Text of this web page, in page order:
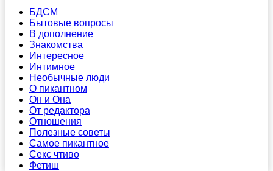
БДСМ
Бытовые вопросы
В дополнение
Знакомства
Интересное
Интимное
Необычные люди
О пикантном
Он и Она
От редактора
Отношения
Полезные советы
Самое пикантное
Секс чтиво
Фетиш